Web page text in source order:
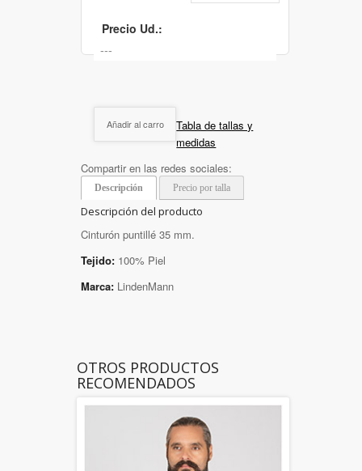
Precio Ud.:
Añadir al carro
Tabla de tallas y
medidas
Compartir en las redes sociales:
Descripción Precio por talla
Descripción del producto
Cinturón puntillé 35 mm.
Tejido: 100% Piel
Marca: LindenMann
OTROS PRODUCTOS
RECOMENDADOS